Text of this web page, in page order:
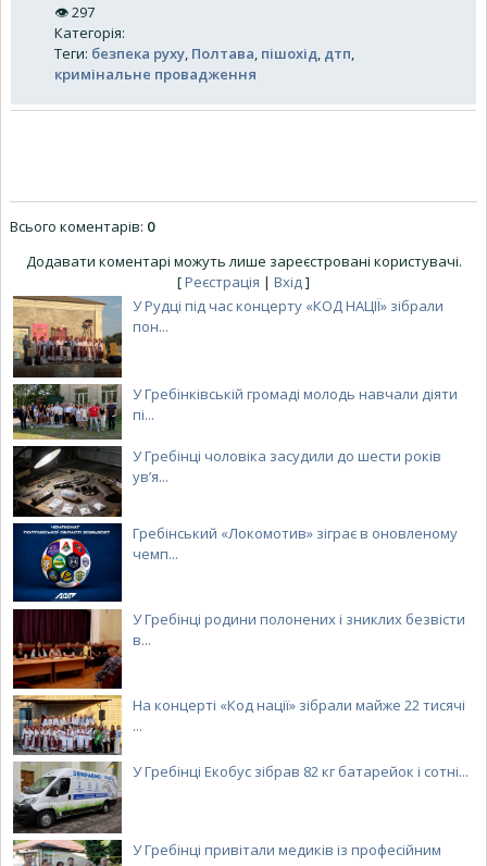
👁297
Категорія:
Теги: безпека руху Полтава пішохід дтп
кримінальне провадження
Всього коментарів: 0
Додавати коментарі можуть лише зареєстровані користувачі.
[Реєстрація | Вхід ]
У Рудці під час концерту «КОД НАЦІЇ» зібрали
пон...
У Гребінківській громаді молодь навчали діяти
пі...
У Гребінці чоловіка засудили до шести років
ув’я...
Гребінський «Локомотив» зіграє в оновленому
чемп...
У Гребінці родини полонених і зниклих безвісти
в...
На концерті «Код нації» зібрали майже 22 тисячі
...
У Гребінці Екобус зібрав 82 кг батарейок і сотні...
У Гребінці привітали медиків із професійним